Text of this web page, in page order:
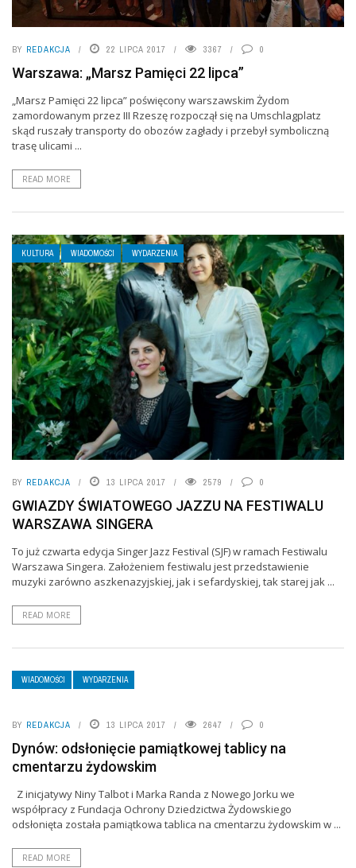
BY REDAKCJA 22 LIPCA 2017 3367 0
Warszawa: „Marsz Pamięci 22 lipca”
„Marsz Pamięci 22 lipca” poświęcony warszawskim Żydom
zamordowanym przez III Rzeszę rozpoczął się na Umschlagplatz
skąd ruszały transporty do obozów zagłady i przebył symboliczną
trasę ulicami ...
READ MORE
KULTURA WIADOMOŚCI WYDARZENIA
BY REDAKCJA 13 LIPCA 2017 2579 0
GWIAZDY ŚWIATOWEGO JAZZU NA FESTIWALU
WARSZAWA SINGERA
To już czwarta edycja Singer Jazz Festival (SJF) w ramach Festiwalu
Warszawa Singera. Założeniem festiwalu jest przedstawienie
muzyki zarówno aszkenazyjskiej, jak i sefardyskiej, tak starej jak ...
READ MORE
WIADOMOŚCI WYDARZENIA
BY REDAKCJA 13 LIPCA 2017 2647 0
Dynów: odsłonięcie pamiątkowej tablicy na
cmentarzu żydowskim
Z inicjatywy Niny Talbot i Marka Randa z Nowego Jorku we
współpracy z Fundacja Ochrony Dziedzictwa Żydowskiego
odsłonięta została pamiątkowa tablica na cmentarzu żydowskim w ...
READ MORE